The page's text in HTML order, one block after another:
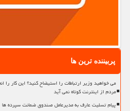
پربیننده ترین ها
می خواهید وزیر ارتباطات را استیضاح کنید؟ این کار را
مردم از اینترنت کوتاه نمی آید
پیام تسلیت عارف به مدیرعامل صندوق ضمانت سپرده ها